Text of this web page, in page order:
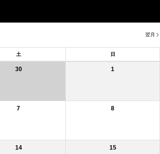
翌月
土 日
30 1
7 8
14 15